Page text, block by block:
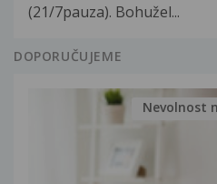
(21/7pauza). Bohužel...
DOPORUČUJEME
Nevolnost